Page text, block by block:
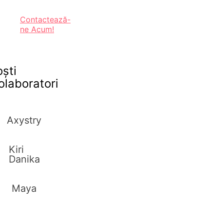
Contactează-
ne Acum!
Axystry
Kiri
Danika
Maya